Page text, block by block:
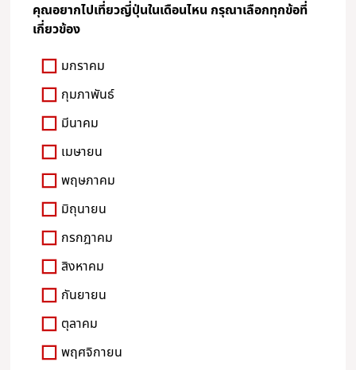
คุณอยากไปเที่ยวญี่ปุ่นในเดือนไหน กรุณาเลือกทุกข้อที่
เกี่ยวข้อง
มกราคม
กุมภาพันธ์
มีนาคม
เมษายน
พฤษภาคม
มิถุนายน
กรกฎาคม
สิงหาคม
กันยายน
ตุลาคม
พฤศจิกายน